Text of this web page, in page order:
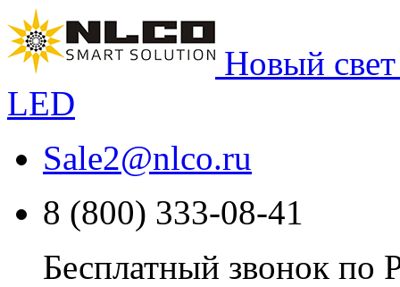
Новый
LED
Sale2@nlco.ru
8 (800) 333-08-41
Бесплатный звонок по